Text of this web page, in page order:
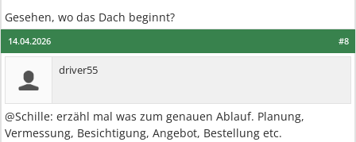
Gesehen, wo das Dach beginnt?
#8
14.04.2026
driver55
@Schille: erzähl mal was zum genauen Ablauf. Planung,
Vermessung, Besichtigung, Angebot, Bestellung etc.